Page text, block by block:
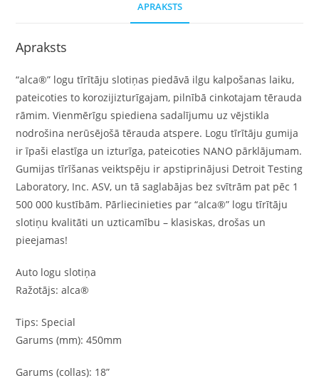
APRAKSTS
Apraksts
“alca®” logu tīrītāju slotiņas piedāvā ilgu kalpošanas laiku,
pateicoties to korozijizturīgajam, pilnībā cinkotajam tērauda
rāmim. Vienmērīgu spiediena sadalījumu uz vējstikla
nodrošina nerūsējošā tērauda atspere. Logu tīrītāju gumija
ir īpaši elastīga un izturīga, pateicoties NANO pārklājumam.
Gumijas tīrīšanas veiktspēju ir apstiprinājusi Detroit Testing
Laboratory, Inc. ASV, un tā saglabājas bez svītrām pat pēc 1
500 000 kustībām. Pārliecinieties par “alca®” logu tīrītāju
slotiņu kvalitāti un uzticamību – klasiskas, drošas un
pieejamas!
Auto logu slotiņa
Ražotājs: alca®
Tips: Special
Garums (mm): 450mm
Garums (collas): 18”